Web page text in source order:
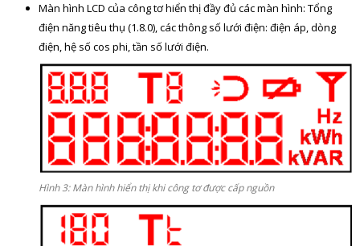
Màn hình LCD của công tơ hiển thị đầy đủ các màn hình: Tổng
điện năng tiêu thụ (1.8.0), các thông số lưới điện: điện áp, dòng
điện, hệ số cos phi, tần số lưới điện.
Hình 3: Màn hình hiển thị khi công tơ được cấp nguồn